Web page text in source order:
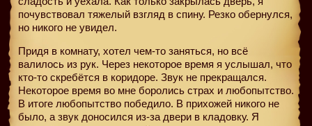
почувствовал тяжелый взгляд в спину. Резко обернулся,
но никого не увидел.
Придя в комнату, хотел чем-то заняться, но всё
валилось из рук. Через некоторое время я услышал, что
кто-то скребётся в коридоре. Звук не прекращался.
Некоторое время во мне боролись страх и любопытство.
В итоге любопытство победило. В прихожей никого не
было, а звук доносился из-за двери в кладовку. Я